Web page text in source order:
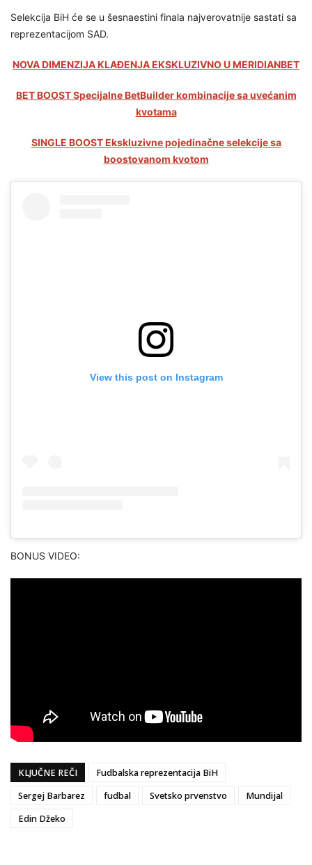
Selekcija BiH će se u šesnaestini finala najverovatnije sastati sa
reprezentacijom SAD.
NOVA DIMENZIJA KLAĐENJA EKSKLUZIVNO U MERIDIANBET
BET BOOST Specijalne BetBuilder kombinacije sa uvećanim
kvotama
SINGLE BOOST Ekskluzivne pojedinačne selekcije sa
boostovanom kvotom
View this post on Instagram
BONUS VIDEO:
KLJUČNE REČI
Fudbalska reprezentacija BiH
Sergej Barbarez
fudbal Svetsko prvenstvo
Mundijal
Edin Džeko